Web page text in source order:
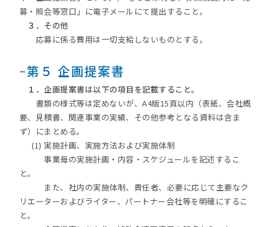
募・照会等窓口」に電子メールにて提出すること。
３． その他
応募に係る費用は一切支給しないものとする。
ｰ第５ 企画提案書
１． 企画提案書は以下の項目を記載すること。
書類の様式等は定めないが、A4版15頁以内（表紙、会社概
要、見積書、関連事業の実績、その他参考となる資料は含ま
ず）にまとめる。
(1) 実施計画、実施方法および実施体制
事業毎の実施計画・内容・スケジュールを記述するこ
と。
また、社内の実施体制、責任者、必要に応じて主要なク
リエーターおよびライター、パートナー会社等を明確にするこ
と。